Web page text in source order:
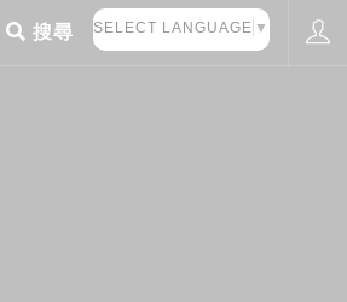
搜尋 SELECT LANGUAGE ▼